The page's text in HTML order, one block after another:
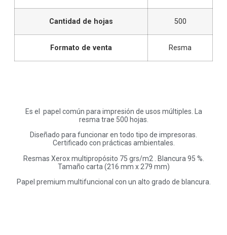
Cantidad de hojas 500
Formato de venta Resma
Es el papel común para impresión de usos múltiples. La
resma trae 500 hojas.
Diseñado para funcionar en todo tipo de impresoras.
Certificado con prácticas ambientales.
Resmas Xerox multipropósito 75 grs/m2 . Blancura 95 %.
Tamaño carta (216 mm x 279 mm)
Papel premium multifuncional con un alto grado de blancura.